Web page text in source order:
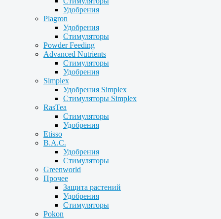
Удобрения
Plagron
Удобрения
Стимуляторы
Powder Feeding
Advanced Nutrients
Стимуляторы
Удобрения
Simplex
Удобрения Simplex
Стимуляторы Simplex
RasTea
Стимуляторы
Удобрения
Etisso
B.A.C.
Удобрения
Стимуляторы
Greenworld
Прочее
Защита растений
Удобрения
Стимуляторы
Pokon